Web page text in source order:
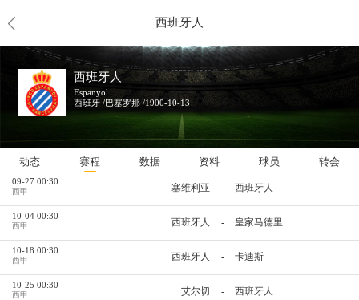
西班牙人
西班牙人
Espanyol
西班牙 /巴塞罗那 /1900-10-13
动态 赛程 数据 资料 球员 转会
未来赛程
09-12 20:00
西班牙人 - 马德里竞技
09-20 00:30
皇家贝蒂斯 - 西班牙人
09-23 00:30
西甲
09-27 00:30
西甲 塞维利亚 - 西班牙人
10-04 00:30
西甲 西班牙人 - 皇家马德里
10-18 00:30
西甲 西班牙人 - 卡迪斯
10-25 00:30
西甲 艾尔切 - 西班牙人